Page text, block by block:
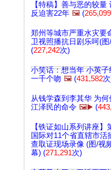
【特稿】善与恶的较量
反迫害22年 🖼️ (265,099
郑州等城市严重水灾要
卫视照播抗日剧乐呵(图
(227,242次)
小笑话：想当年 小英子
一千个吻 🖼️ (431,582
从钱学森到李其华 为
江泽民的命令 🖼️▶️ (
【铁证如山系列讲座】
国际对11个省直辖市活
查取证现场录像 (图/视
幕) (271,291次)